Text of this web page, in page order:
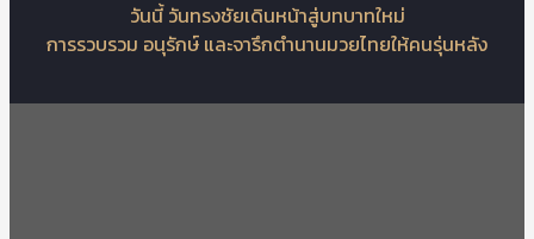
วันนี้ วันทรงชัยเดินหน้าสู่บทบาทใหม่
การรวบรวม อนุรักษ์ และจารึกตำนานมวยไทยให้คนรุ่นหลัง